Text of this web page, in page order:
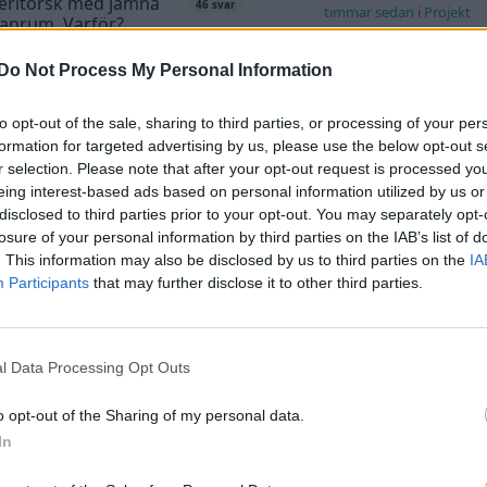
Do Not Process My Personal Information
opt-out of the sale, sharing to third parties, or processing of your
for targeted advertising by us, please use the below opt-out
selection. Please note that after your opt-out request is processed
interest-based ads based on personal information utilized by us
to third parties prior to your opt-out. You may separately
of your personal information by third parties on the IAB’s list of
This information may also be disclosed by us to third parties on the
Participants that may further disclose it to other third parties.
Data Processing Opt Outs
opt-out of the Sharing of my personal data.
Varför?
46 svar
iGenerell felsökning
i vevhus, Volvo
1 svar
inlägget avMossan1 Igår 11:07i
felsökning
Husqvarna
1955
2 svar
inlägget avMossan1 tisdag 19:42i
fordon
och polera rinningar 4 svar
inlägget av
turboblondie tisdag
Bilvård och biltvätt
-04 2.5 TDI dör
under körning,
Delar bytta
timmar sedan i Projekt
(kaross eller delar
sedaniProjekt
Camaro som
Senaste inlägget av
iProjekt
Volvo 740 GLT
Projekt
Senaste inlägget av
Volvo 142